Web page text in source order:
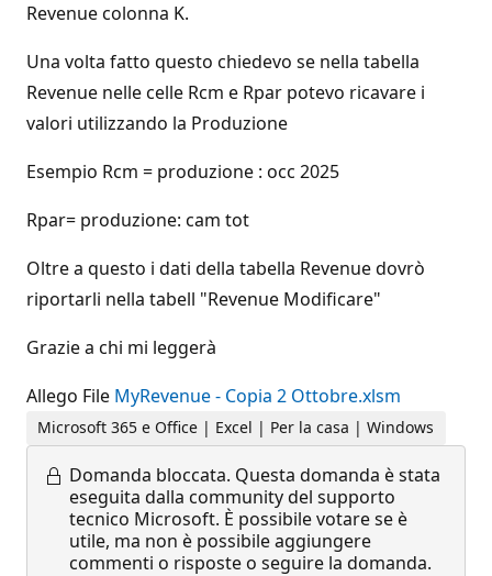
Revenue colonna K.
Una volta fatto questo chiedevo se nella tabella
Revenue nelle celle Rcm e Rpar potevo ricavare i
valori utilizzando la Produzione
Esempio Rcm = produzione : occ 2025
Rpar= produzione: cam tot
Oltre a questo i dati della tabella Revenue dovrò
riportarli nella tabell "Revenue Modificare"
Grazie a chi mi leggerà
Allego File MyRevenue - Copia 2 Ottobre.xlsm
Microsoft 365 e Office | Excel | Per la casa | Windows
Domanda bloccata. Questa domanda è stata
eseguita dalla community del supporto
tecnico Microsoft. È possibile votare se è
utile, ma non è possibile aggiungere
commenti o risposte o seguire la domanda.